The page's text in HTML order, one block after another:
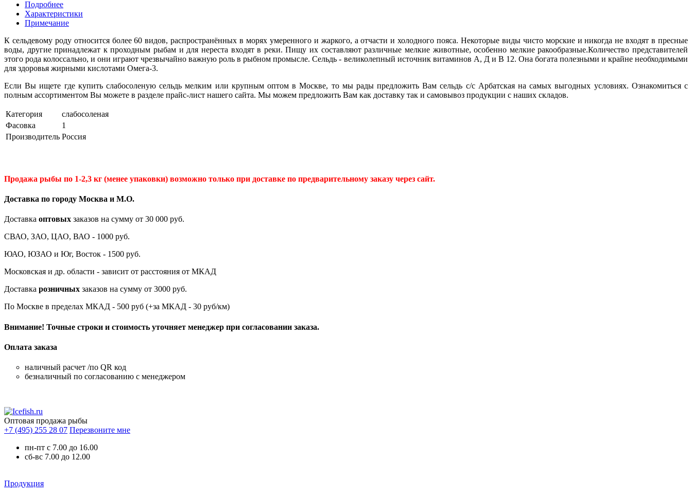
Подробнее
Характеристики
Примечание
К сельдевому роду относится более 60 видов, распространённых в морях умеренного и жаркого, а отчасти и холодного пояса. Некоторые виды чисто морские и никогда не входят в пресные
воды, другие принадлежат к проходным рыбам и для нереста входят в реки. Пищу их составляют различные мелкие животные, особенно мелкие ракообразные.Количество представителей
этого рода колоссально, и они играют чрезвычайно важную роль в рыбном промысле. Сельдь - великолепный источник витаминов А, Д и В 12. Она богата полезными и крайне необходимыми
для здоровья жирными кислотами Омега-3.
Если Вы ищете где купить слабосоленую сельдь мелким или крупным оптом в Москве, то мы рады предложить Вам сельдь с/с Арбатская на самых выгодных условиях. Ознакомиться с
полным ассортиментом Вы можете в разделе прайс-лист нашего сайта. Мы можем предложить Вам как доставку так и самовывоз продукции с наших складов.
Категория
слабосоленая
Фасовка
1
Производитель Россия
Продажа рыбы по 1-2,3 кг (менее упаковки) возможно только при доставке по предварительному заказу через сайт.
Доставка по городу Москва и М.О.
Доставка оптовых заказов на сумму от 30 000 руб.
СВАО, ЗАО, ЦАО, ВАО - 1000 руб.
ЮАО, ЮЗАО и Юг, Восток - 1500 руб.
Московская и др. области - зависит от расстояния от МКАД
Доставка розничных заказов на сумму от 3000 руб.
По Москве в пределах МКАД - 500 руб (+за МКАД - 30 руб/км)
Внимание! Точные строки и стоимость уточняет менеджер при согласовании заказа.
Оплата заказа
наличный расчет /по QR код
безналичный по согласованию с менеджером
Оптовая продажа рыбы
+7 (495) 255 28 07 Перезвоните мне
пн-пт с 7.00 до 16.00
сб-вс 7.00 до 12.00
Продукция